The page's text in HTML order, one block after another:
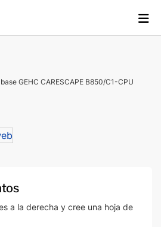
GEHC CARESCAPE B850/C1-CPU
a la derecha y cree una hoja de